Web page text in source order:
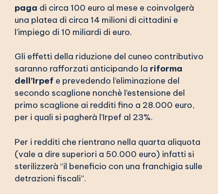
paga di circa 100 euro al mese e coinvolgerà
una platea di circa 14 milioni di cittadini e
l’impiego di 10 miliardi di euro.
Gli effetti della riduzione del cuneo contributivo
saranno rafforzati anticipando la riforma
dell’Irpef e prevedendo l’eliminazione del
secondo scaglione nonchè l’estensione del
primo scaglione ai redditi fino a 28.000 euro,
per i quali si pagherà l’Irpef al 23%.
Per i redditi che rientrano nella quarta aliquota
(vale a dire superiori a 50.000 euro) infatti si
sterilizzerà “il beneficio con una franchigia sulle
detrazioni fiscali”.